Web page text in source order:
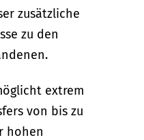
zusätzliche
zu den
extrem
von bis zu
hohen